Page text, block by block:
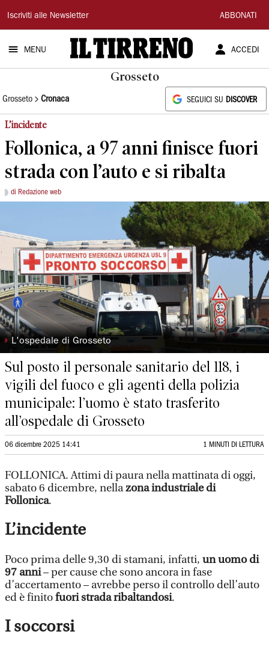
Il
Tirreno
Iscriviti alle Newsletter ABBONATI
MENU ACCEDI
Grosseto
Grosseto Cronaca SEGUICI SU DISCOVER
L’incidente
Follonica, a 97 anni finisce fuori
strada con l’auto e si ribalta
di Redazione web
◗ L'ospedale di Grosseto
Sul posto il personale sanitario del 118, i
vigili del fuoco e gli agenti della polizia
municipale: l’uomo è stato trasferito
all’ospedale di Grosseto
06 dicembre 2025 14:41 1 MINUTI DI LETTURA
FOLLONICA. Attimi di paura nella mattinata di oggi,
sabato 6 dicembre, nellazona industriale di
Follonica.
L’incidente
Poco prima delle 9,30 di stamani, infatti, un uomo di
97 anni– per cause che sono ancora in fase
d’accertamento – avrebbe perso il controllo dell’auto
ed è finitofuori strada ribaltandosi.
I soccorsi